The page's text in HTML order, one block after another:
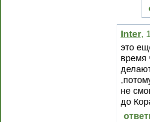
Inter,
это
время
не
до